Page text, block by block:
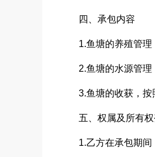
四、承包内容
1.鱼塘的养殖管理
2.鱼塘的水源管理
3.鱼塘的收获，按
五、权属及所有
1.乙方在承包期间